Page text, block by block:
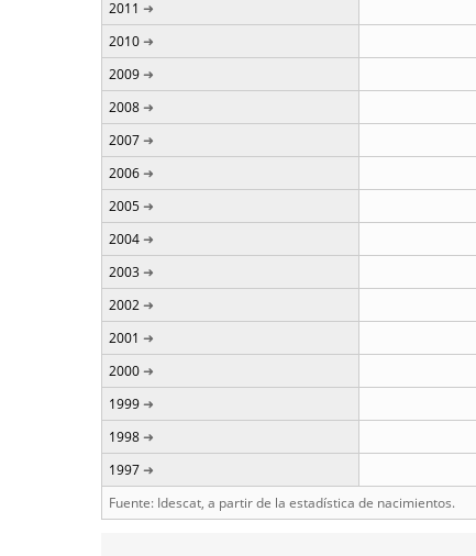
2011
2010
2009
2008
2007
2006
2005
2004
2003
2002
2001
2000
1999
1998
1997
Fuente: Idescat, a partir de la estadística de nacimientos.